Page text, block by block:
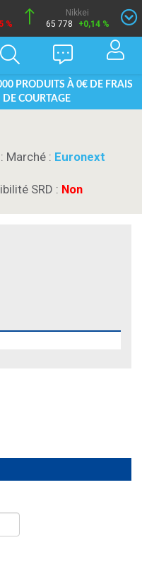
%
Nikkei
65 778
+0,14 %
PRODUITS À 0€ DE FRAIS
DE COURTAGE
Marché : Euronext
SRD : Non